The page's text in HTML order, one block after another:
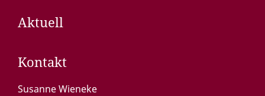
Aktuell
Kontakt
Susanne Wieneke